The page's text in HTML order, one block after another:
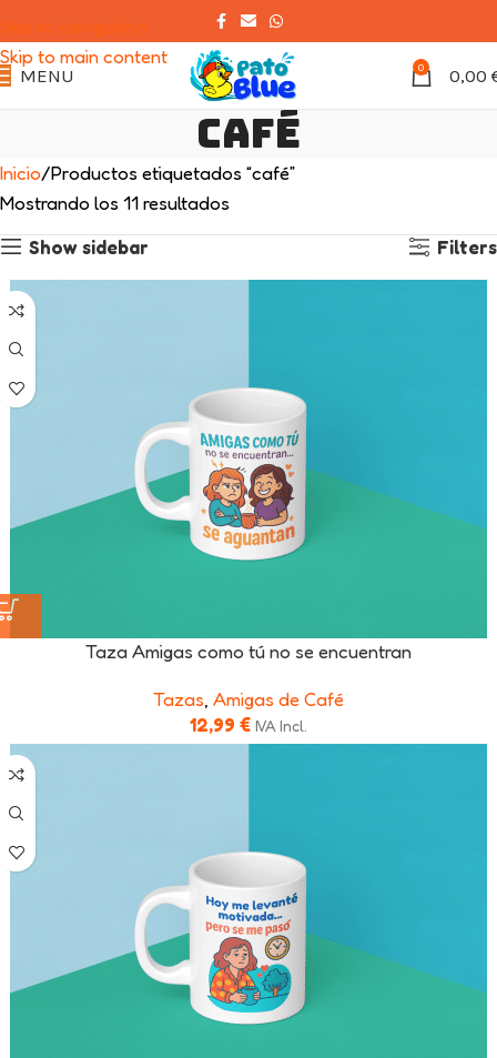
Skip to navigation
Skip to main content
MENU 0 0,00
café
Inicio Productos etiquetados “café”
Mostrando los 11 resultados
Show sidebar
Filters
Taza Amigas como tú no se encuentran
Tazas Amigas de Café
12,99 € IVA Incl.